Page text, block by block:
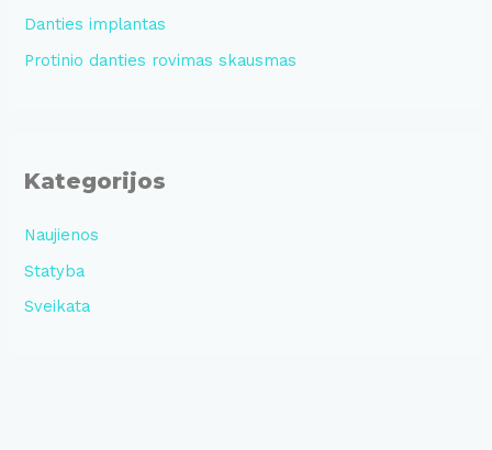
Danties implantas
Protinio danties rovimas skausmas
Kategorijos
Naujienos
Statyba
Sveikata